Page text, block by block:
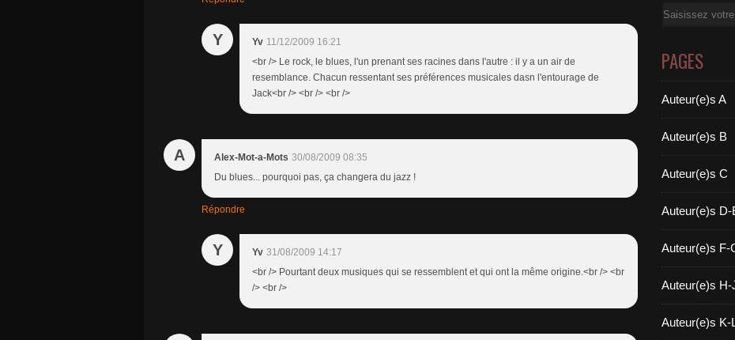
Y Yv 11/12/2009 16:21
<br /> Le rock, le blues, l'un prenant ses racines dans l'autre : il y a un air de
resemblance. Chacun ressentant ses préférences musicales dasn l'entourage de
Jack<br /> <br /> <br />
A Alex-Mot-a-Mots 30/08/2009 08:35
Du blues... pourquoi pas, ça changera du jazz !
Répondre
Y Yv 31/08/2009 14:17
<br /> Pourtant deux musiques qui se ressemblent et qui ont la même origine.<br /> <br
/> <br />
Email
PAGES
Auteur(e)s A
Auteur(e)s B
Auteur(e)s C
Auteur(e)s D-
Auteur(e)s F-
Auteur(e)s H-
Auteur(e)s K-